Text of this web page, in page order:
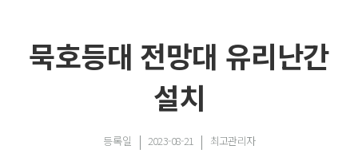
묵호등대 전망대 유리난간
설치
등록일 2023-08-21 최고관리자